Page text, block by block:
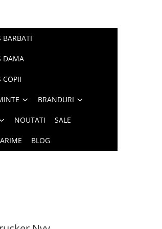
BARBATI
DAMA
COPII
BRANDURI
NOUTATI SALE
BLOG